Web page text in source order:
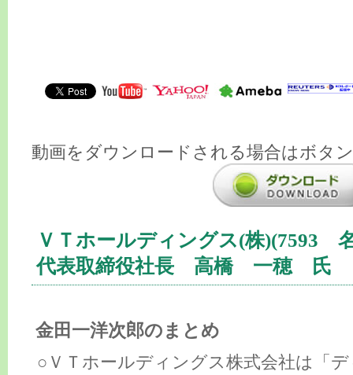
動画をダウンロードされる場合はボタ
ＶＴホールディングス(株)(7593
代表取締役社長 高橋 一穂 氏
金田一洋次郎のまとめ
○ＶＴホールディングス株式会社は「